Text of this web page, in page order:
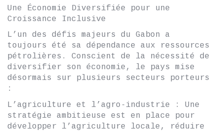
Une Économie Diversifiée pour une
Croissance Inclusive
L’un des défis majeurs du Gabon a
toujours été sa dépendance aux ressources
pétrolières. Conscient de la nécessité de
diversifier son économie, le pays mise
désormais sur plusieurs secteurs porteurs
:
L’agriculture et l’agro-industrie : Une
stratégie ambitieuse est en place pour
développer l’agriculture locale, réduire